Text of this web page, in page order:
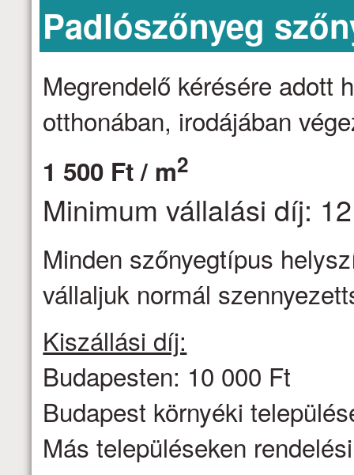
Padlószőnyeg
Megrendelő kérésére adott
otthonában, irodájában
1 500 Ft / m2
Minimum vállalási díj:
Minden szőnyegtípus
vállaljuk normál
Kiszállási díj:
Budapesten: 10 000 Ft
Budapest környéki
Más településeken